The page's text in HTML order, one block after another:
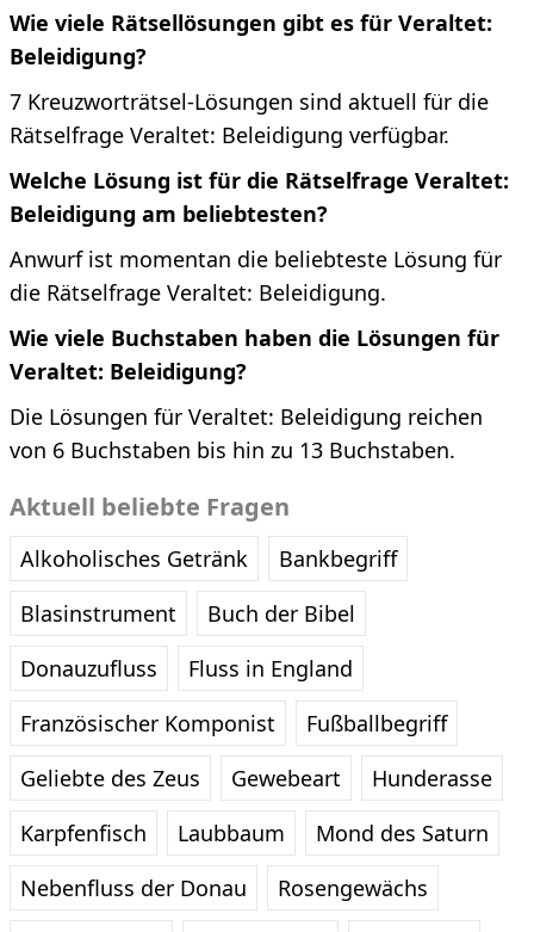
Wie viele Rätsellösungen gibt es für Veraltet:
Beleidigung?
7 Kreuzworträtsel-Lösungen sind aktuell für die
Rätselfrage Veraltet: Beleidigung verfügbar.
Welche Lösung ist für die Rätselfrage Veraltet:
Beleidigung am beliebtesten?
Anwurf ist momentan die beliebteste Lösung für
die Rätselfrage Veraltet: Beleidigung.
Wie viele Buchstaben haben die Lösungen für
Veraltet: Beleidigung?
Die Lösungen für Veraltet: Beleidigung reichen
von 6 Buchstaben bis hin zu 13 Buchstaben.
Aktuell beliebte Fragen
Alkoholisches Getränk
Bankbegriff
Blasinstrument
Buch der Bibel
Donauzufluss
Fluss in England
Französischer Komponist
Fußballbegriff
Geliebte des Zeus
Gewebeart
Hunderasse
Karpfenfisch
Laubbaum
Mond des Saturn
Nebenfluss der Donau
Rosengewächs